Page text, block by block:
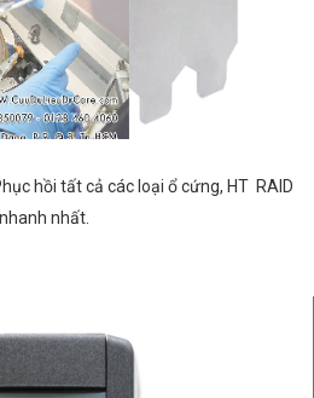
hồi tất cả các loại ổ cứng, HT RAID
nhanh nhất.